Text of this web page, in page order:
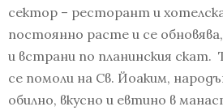
сектор – ресторант и
постоянно расте и се
и встрани по планинския скат.
се помоли на Св. Йоаким,
обилно, вкусно и евтино в